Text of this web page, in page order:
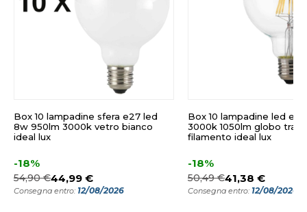
Box 10 lampadine sfera e27 led
8w 950lm 3000k vetro bianco
ideal lux
-18%
54,90 €44,99 €
Consegna entro: 12/08/2026
Box 10 lampadine led
3000k 1050lm globo
filamento ideal lux
-18%
50,49 €41,38 €
Consegna entro: 12/08/2026